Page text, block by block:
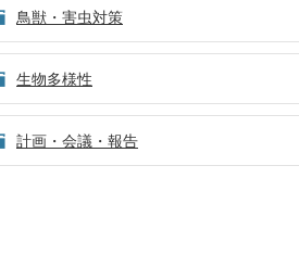
鳥獣・害虫対策
生物多様性
計画・会議・報告